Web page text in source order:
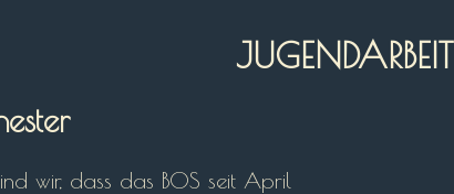
JUGENDARBEIT
wir, dass das BOS seit April